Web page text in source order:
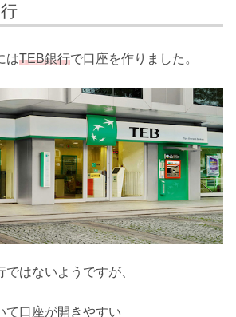
はTEB銀行で口座を作りました。
はないようですが、
て口座が開きやすい